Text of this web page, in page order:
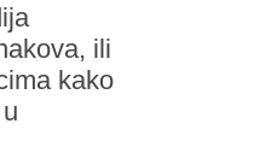
ili
kako